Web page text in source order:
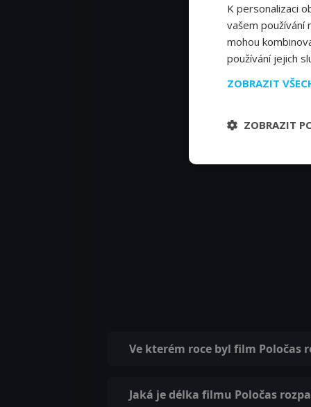
Ve kterém roce byl film Poločas
Jaká je délka filmu Poločas
K personalizaci
vašem používání
mohou
používání jejich
ZOBRAZIT
ZOBRAZIT